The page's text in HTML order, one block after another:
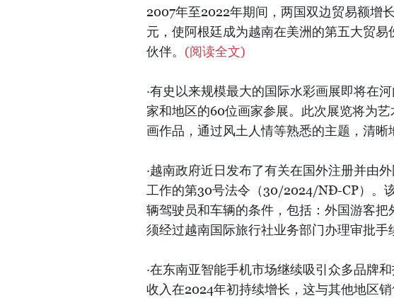
2007年至2022年期间，两国双边贸易额增
元，使阿根廷成为越南在美洲的第五大贸
伙伴。 (阅读全文)
·有史以来规模最大的国际水彩画展即将在
家和地区的60位画家参展。此次展览将为
画作品，通过风土人情等熟悉的主题，清晰
·越南政府近日发布了有关在国外注册并由
工作的第30号法令（30/2024/NĐ-CP）。
辆驾驶员和车辆的条件，包括：外国游客
须经过越南国际旅行社业务部门办理审批手
·在东南亚智能手机市场继续吸引众多品牌
收入在2024年初持续增长，这与其他地区销